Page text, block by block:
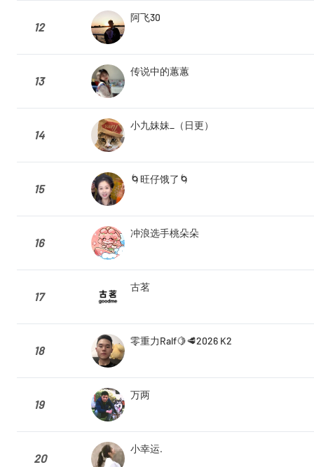
12
阿飞30
13
传说中的蕙蕙
14
小九妹妹_（日更）
15
🌀旺仔饿了🌀
16
冲浪选手桃朵朵
17
古茗
18
零重力Ralf🍋🥩2026 K2
19
万两
20
小幸运.